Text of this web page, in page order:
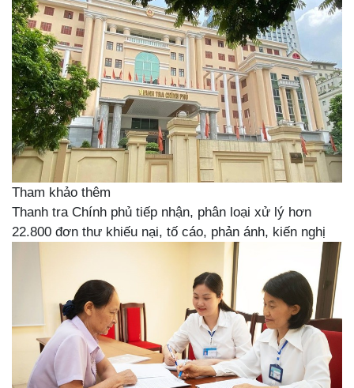
Tham khảo thêm
Thanh tra Chính phủ tiếp nhận, phân loại xử lý hơn
22.800 đơn thư khiếu nại, tố cáo, phản ánh, kiến nghị